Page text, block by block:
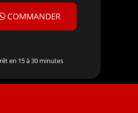
COMMANDER
en 15 à 30 minutes